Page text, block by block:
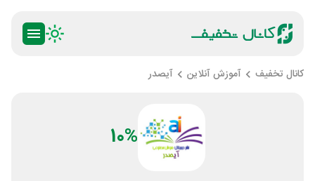
کانال تخفیف آموزش آنلاین آیصدر
10%